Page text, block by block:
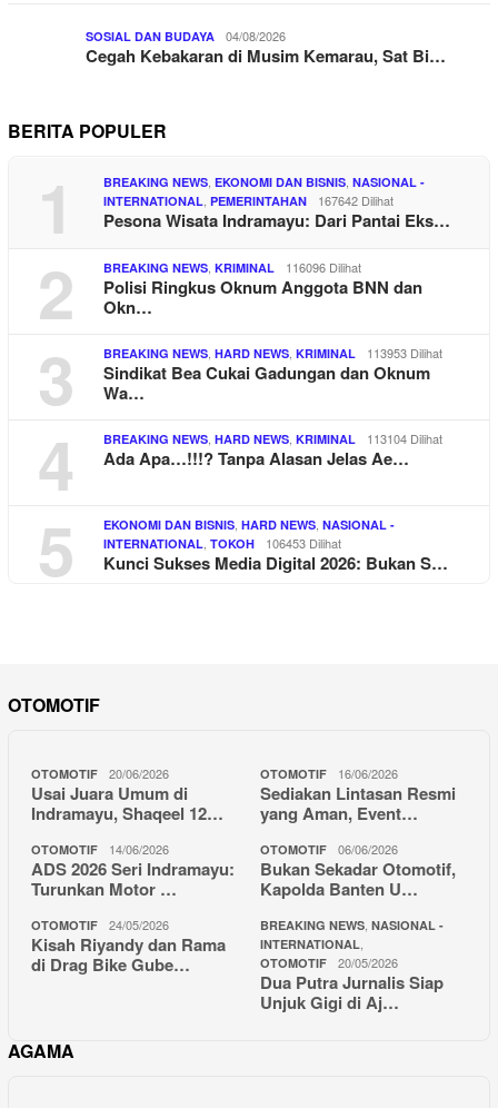
SOSIAL DAN BUDAYA 04/08/2026
Cegah Kebakaran di Musim Kemarau, Sat Bi…
BERITA POPULER
1 BREAKING NEWS EKONOMI DAN BISNIS NASIONAL -
INTERNATIONAL PEMERINTAHAN 167642 Dilihat
Pesona Wisata Indramayu: Dari Pantai Eks…
2 BREAKING NEWS KRIMINAL 116096 Dilihat
Polisi Ringkus Oknum Anggota BNN dan
Okn…
3 BREAKING NEWS HARD NEWS KRIMINAL 113953 Dilihat
Sindikat Bea Cukai Gadungan dan Oknum
Wa…
4 BREAKING NEWS HARD NEWS KRIMINAL 113104 Dilihat
Ada Apa…!!!? Tanpa Alasan Jelas Ae…
5 EKONOMI DAN BISNIS HARD NEWS NASIONAL -
INTERNATIONAL TOKOH 106453 Dilihat
Kunci Sukses Media Digital 2026: Bukan S…
OTOMOTIF
OTOMOTIF 20/06/2026
Usai Juara Umum di
Indramayu, Shaqeel 12…
OTOMOTIF 16/06/2026
Sediakan Lintasan Resmi
yang Aman, Event…
OTOMOTIF 14/06/2026
ADS 2026 Seri Indramayu:
Turunkan Motor …
OTOMOTIF 06/06/2026
Bukan Sekadar Otomotif,
Kapolda Banten U…
OTOMOTIF 24/05/2026
Kisah Riyandy dan Rama
di Drag Bike Gube…
BREAKING NEWS NASIONAL -
INTERNATIONAL
OTOMOTIF 20/05/2026
Dua Putra Jurnalis Siap
Unjuk Gigi di Aj…
AGAMA